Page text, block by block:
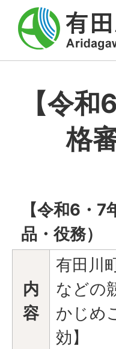
【令
格
【令和6・
品・役務）
内
容
有田川
などの
かじめ
効】